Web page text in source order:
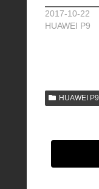
2017-10-22
HUAWEI P9
HUAWEI P9